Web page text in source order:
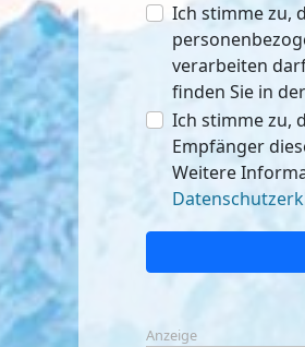
Ich stimme zu,
verarbeiten
finden Sie in der
Ich stimme zu,
Empfänger dieser
Weitere
Anzeige